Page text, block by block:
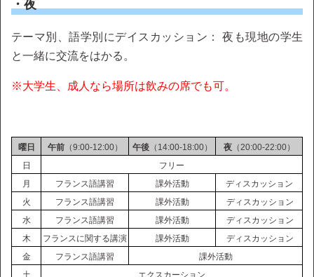
・夜
テーマ別、語学別にデイスカッション： 夜も現地の学生
と一緒に交流をはかる。
※大学生、成人なら場所は飲みの席でも可。
曜日 午前（9:00-12:00） 午後（14:00-18:00） 夜（20:00-22:00）
日
フリー
月
フランス語講習 課外活動
ディスカッション
火
フランス語講習 課外活動
ディスカッション
水
フランス語講習 課外活動
ディスカッション
木
フランスに関する講演 課外活動
ディスカッション
金
フランス語講習
課外活動
土
エクスカーション